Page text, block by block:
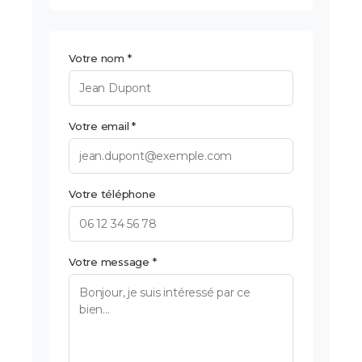
Votre nom *
Votre email *
Votre téléphone
Votre message *